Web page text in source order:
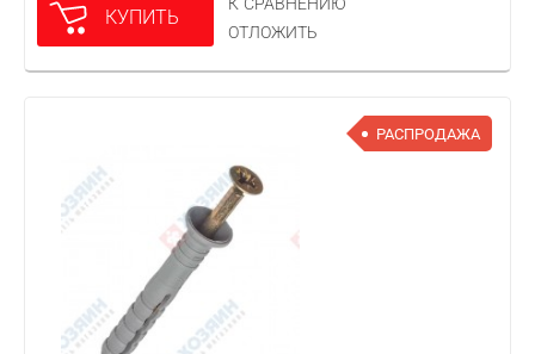
КУПИТЬ
ОТЛОЖИТЬ
РАСПРОДАЖА